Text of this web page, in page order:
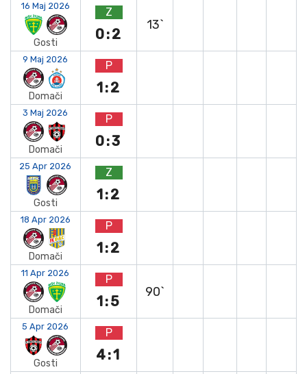
16 Maj 2026
Gosti
Z
0:2
13`
9 Maj 2026
Domači
P
1:2
3 Maj 2026
Domači
P
0:3
25 Apr 2026
Gosti
Z
1:2
18 Apr 2026
Domači
P
1:2
11 Apr 2026
Domači
P
1:5
90`
5 Apr 2026
Gosti
P
4:1